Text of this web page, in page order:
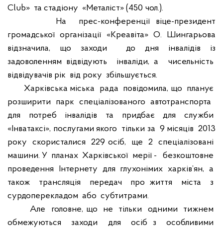
Club» та стадіону «Металіст» (450 чол.).
На
прес-конференції віце-президент
громадської організації «Креавіта» О. Шингарьова
відзначила, що заходи
до дня інвалідів із
задоволенням відвідують
інваліди, а
чисельність
відвідувачів рік від року збільшується.
Харківська міська
рада повідомила, що планує
розширити
парк спеціалізованого автотранспорта
для
потреб інвалідів та придбає для
служби
«Інватаксі», послугами якого тільки за 9 місяців 2013
року
скористалися 229 осіб, ще 2
спеціалізовані
машини. У планах Харківської мерії -
безкоштовне
проведення
Інтернету для глухонімих харків’ян, а
також
трансляція передач про життя міста
з
сурдоперекладом або субтитрами.
Але
головне, що не тільки одними
тижнем
обмежуються
заходи для осіб з
особливими